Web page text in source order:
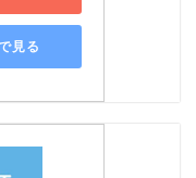
見る